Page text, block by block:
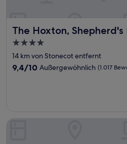
The Hoxton, Shepherd's
The Hoxton, Shepherd's Bush
4.0-
Sterne-
Unterkunft
14 km von Stonecot entfernt
9.4
9,4/10 Außergewöhnlich (1.017
Locke London Canary Wharf